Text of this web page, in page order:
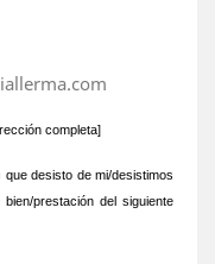
completa]
desisto de mi/desistimos
prestación del siguiente